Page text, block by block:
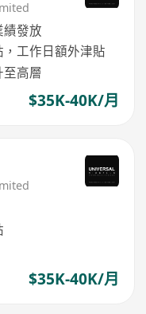
發放
工作日額外津貼
高層
$35K-40K/月
$35K-40K/月